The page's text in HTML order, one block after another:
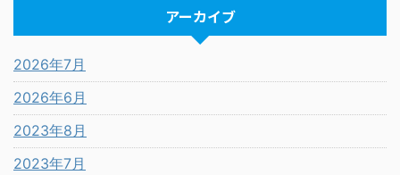
アーカイブ
2026年7月
2026年6月
2023年8月
2023年7月